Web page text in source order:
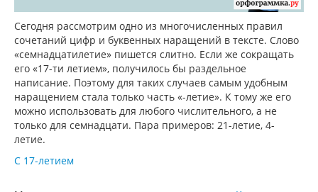
Сегодня рассмотрим одно из многочисленных правил
сочетаний цифр и буквенных наращений в тексте. Слово
«семнадцатилетие» пишется слитно. Если же сокращать
его «17-ти летием», получилось бы раздельное
написание. Поэтому для таких случаев самым удобным
наращением стала только часть «-летие». К тому же его
можно использовать для любого числительного, а не
только для семнадцати. Пара примеров: 21-летие, 4-
летие.
С 17-летием